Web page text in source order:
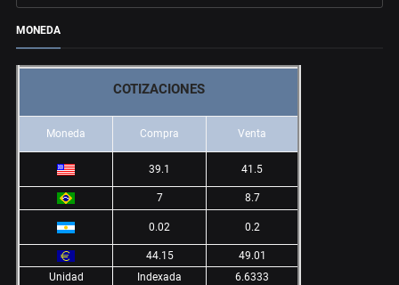
MONEDA
COTIZACIONES
Moneda Compra Venta
39.1 41.5
7 8.7
0.02 0.2
44.15
49.01
Unidad
Indexada 6.6333